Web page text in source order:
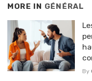
MORE IN GÉNÉRAL
By